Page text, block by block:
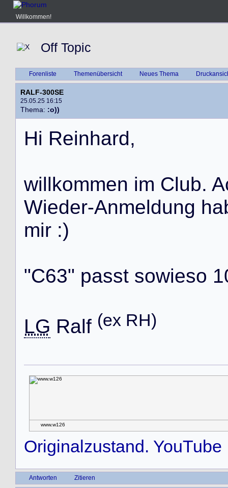
Willkommen!
Off Topic
Forenliste Themenübersicht Neues Thema
RALF-300SE
25.05.25 16:15
Thema: :o))
Hi Reinhard,
willkommen im Club. A
Wieder-Anmeldung ha
mir :)
"C63" passt sowieso 1
LG Ralf (ex RH)
www.w126
Originalzustand. YouTube
Antworten Zitieren